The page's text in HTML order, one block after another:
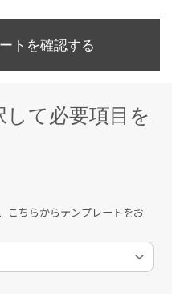
トを確認する
て必要項目を